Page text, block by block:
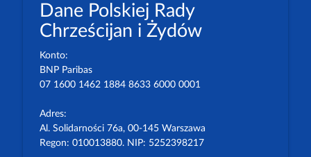
Dane Polskiej Rady
Chrześcijan i Żydów
Konto:
BNP Paribas
07 1600 1462 1884 8633 6000 0001
Adres:
Al. Solidarności 76a, 00-145 Warszawa
Regon: 010013880. NIP: 5252398217